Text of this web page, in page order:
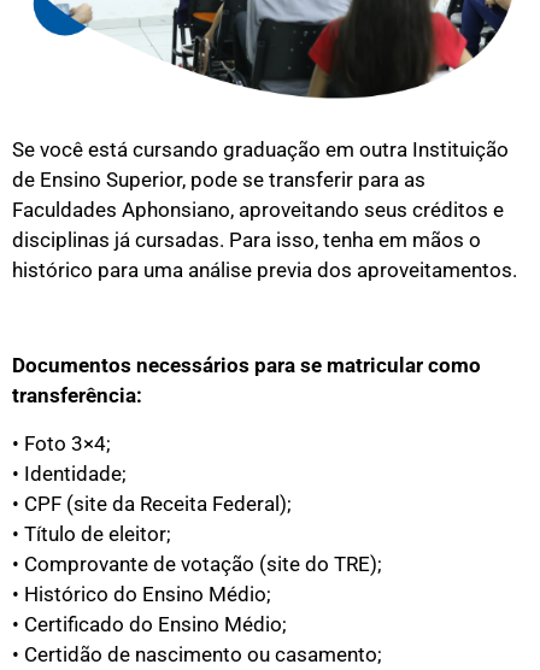
Se você está cursando graduação em outra Instituição
de Ensino Superior, pode se transferir para as
Faculdades Aphonsiano, aproveitando seus créditos e
disciplinas já cursadas. Para isso, tenha em mãos o
histórico para uma análise previa dos aproveitamentos.
Documentos necessários para se matricular como
transferência:
• Foto 3×4;
• Identidade;
• CPF (site da Receita Federal);
• Título de eleitor;
• Comprovante de votação (site do TRE);
• Histórico do Ensino Médio;
• Certificado do Ensino Médio;
• Certidão de nascimento ou casamento;